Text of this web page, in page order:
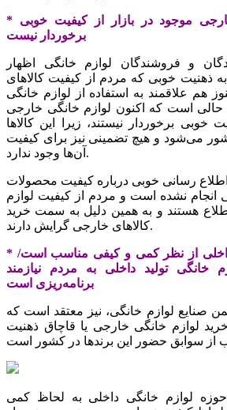
* امروز لوازم خانگی خارجی موجود در بازار از کیفیت خوبی
برخوردار نیست
و فروشندگان لوازم خانگی اظهار
به ذهنیت خوبی که مردم از کیفیت کالاهای
هم علاقمند به استفاده از لوازم خانگی
حالی است که اکنون لوازم خانگی خارجی
خوبی برخوردار نیستند، زیرا این کالاها
می‌شود و هیچ تضمینی نیز برای کیفیت
آن‌ها وجود ندارد.
رسانی خوبی درباره کیفیت محصولات
انجام نشده است و مردم از کیفیت لوازم
هستند و به همین دلیل به سمت خرید
کالاهای خارجی گرایش دارند.
* وضعیت لوازم خانگی داخلی از نظر کمی و کیفی مناسب است/
خانگی تولید داخلی به مردم نیازمند
برنامه‌ریزی است
صنایع لوازم خانگی، نیز معتقد است که
لوازم خانگی خارجی یا قاچاق ذهنیت
لوازم خانگی داخلی به لحاظ کمی